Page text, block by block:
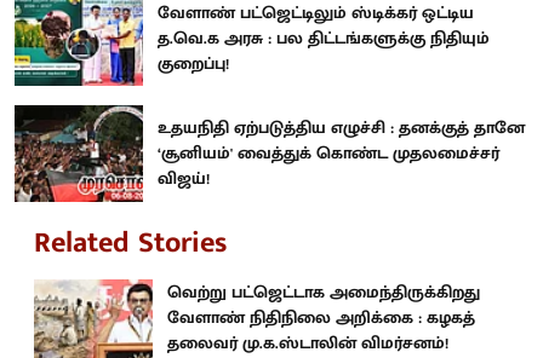
வேளாண் பட்ஜெட்டிலும் ஸ்டிக்கர் ஒட்டிய
த.வெ.க அரசு : பல திட்டங்களுக்கு நிதியும்
குறைப்பு!
உதயநிதி ஏற்படுத்திய எழுச்சி : தனக்குத் தானே
‘சூனியம்' வைத்துக் கொண்ட முதலமைச்சர்
விஜய்!
Related Stories
வெற்று பட்ஜெட்டாக அமைந்திருக்கிறது
வேளாண் நிதிநிலை அறிக்கை : கழகத்
தலைவர் மு.க.ஸ்டாலின் விமர்சனம்!